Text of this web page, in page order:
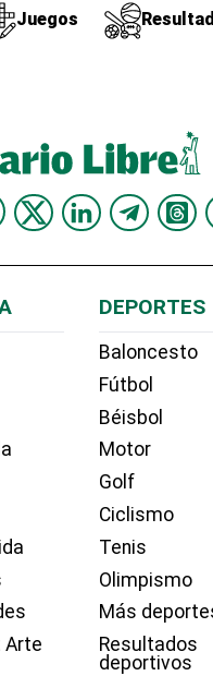
Juegos
Arte
DEPORTES
Baloncesto
Fútbol
Béisbol
Motor
Golf
Ciclismo
Tenis
Olimpismo
Más
Resultados
deportivos